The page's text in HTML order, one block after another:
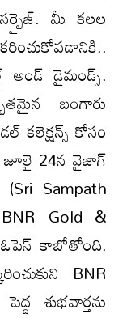
మీ కలల
అండ్ డైమండ్స్.
బంగారు
కలెక్షన్స్ కోసం
జూలై 24న వైజాగ్
Sampath
Gold &
ఓపెన్ కాబోతోంది.
BNR
శుభవార్తను